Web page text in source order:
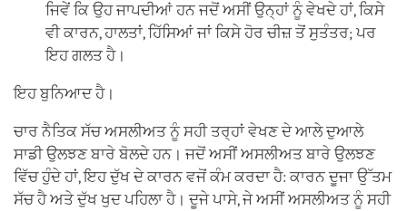
ਜਿਵੇਂ ਕਿ ਉਹ ਜਾਪਦੀਆਂ ਹਨ ਜਦੋਂ ਅਸੀਂ ਉਨ੍ਹਾਂ ਨੂੰ ਵੇਖਦੇ ਹਾਂ, ਕਿਸੇ
ਵੀ ਕਾਰਨ, ਹਾਲਤਾਂ, ਹਿੱਸਿਆਂ ਜਾਂ ਕਿਸੇ ਹੋਰ ਚੀਜ਼ ਤੋਂ ਸੁਤੰਤਰ; ਪਰ
ਇਹ ਗਲਤ ਹੈ।
ਇਹ ਬੁਨਿਆਦ ਹੈ।
ਚਾਰ ਨੈਤਿਕ ਸੱਚ ਅਸਲੀਅਤ ਨੂੰ ਸਹੀ ਤਰ੍ਹਾਂ ਵੇਖਣ ਦੇ ਆਲੇ ਦੁਆਲੇ
ਸਾਡੀ ਉਲਝਣ ਬਾਰੇ ਬੋਲਦੇ ਹਨ। ਜਦੋਂ ਅਸੀਂ ਅਸਲੀਅਤ ਬਾਰੇ ਉਲਝਣ
ਵਿੱਚ ਹੁੰਦੇ ਹਾਂ, ਇਹ ਦੁੱਖ ਦੇ ਕਾਰਨ ਵਜੋਂ ਕੰਮ ਕਰਦਾ ਹੈ: ਕਾਰਨ ਦੂਜਾ ਉੱਤਮ
ਸੱਚ ਹੈ ਅਤੇ ਦੁੱਖ ਖੁਦ ਪਹਿਲਾ ਹੈ। ਦੂਜੇ ਪਾਸੇ, ਜੇ ਅਸੀਂ ਅਸਲੀਅਤ ਨੂੰ ਸਹੀ